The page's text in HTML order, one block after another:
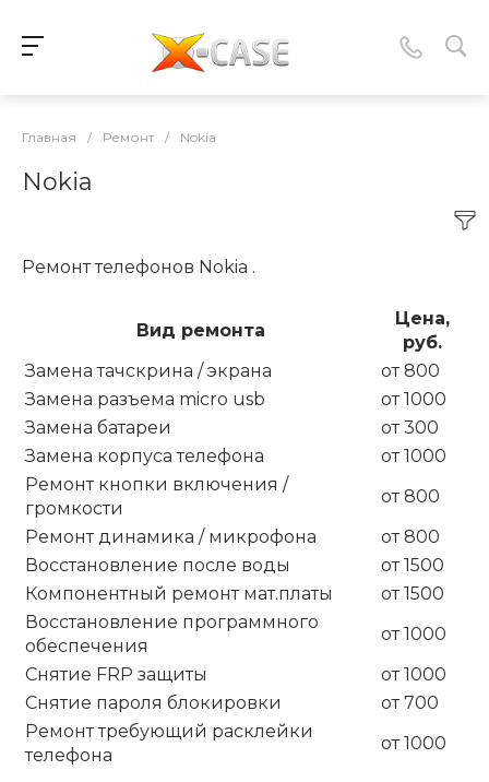
Главная / Ремонт / Nokia
Nokia
Ремонт телефонов Nokia .
Вид ремонта
Цена,
руб.
Замена тачскрина / экрана
от 800
Замена разъема micro usb
от 1000
Замена батареи
от 300
Замена корпуса телефона
от 1000
Ремонт кнопки включения /
громкости
от 800
Ремонт динамика / микрофона
от 800
Восстановление после воды
от 1500
Компонентный ремонт мат.платы
от 1500
Восстановление программного
обеспечения
от 1000
Снятие FRP защиты
от 1000
Снятие пароля блокировки
от 700
Ремонт требующий расклейки
телефона
от 1000